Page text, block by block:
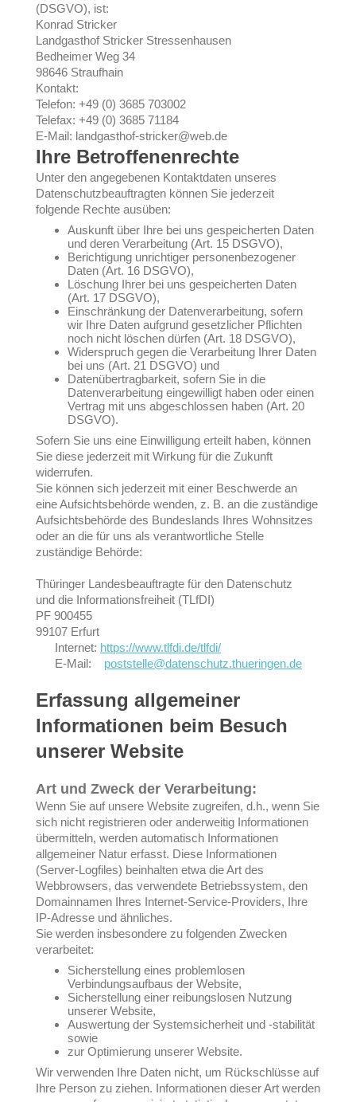
(DSGVO), ist:
Konrad Stricker
Landgasthof Stricker Stressenhausen
Bedheimer Weg 34
98646 Straufhain
Kontakt:
Telefon: +49 (0) 3685 703002
Telefax: +49 (0) 3685 71184
E-Mail: landgasthof-stricker@web.de
Ihre Betroffenenrechte
Unter den angegebenen Kontaktdaten unseres
Datenschutzbeauftragten können Sie jederzeit
folgende Rechte ausüben:
Auskunft über Ihre bei uns gespeicherten Daten
und deren Verarbeitung (Art. 15 DSGVO),
Berichtigung unrichtiger personenbezogener
Daten (Art. 16 DSGVO),
Löschung Ihrer bei uns gespeicherten Daten
(Art. 17 DSGVO),
Einschränkung der Datenverarbeitung, sofern
wir Ihre Daten aufgrund gesetzlicher Pflichten
noch nicht löschen dürfen (Art. 18 DSGVO),
Widerspruch gegen die Verarbeitung Ihrer Daten
bei uns (Art. 21 DSGVO) und
Datenübertragbarkeit, sofern Sie in die
Datenverarbeitung eingewilligt haben oder einen
Vertrag mit uns abgeschlossen haben (Art. 20
DSGVO).
Sofern Sie uns eine Einwilligung erteilt haben, können
Sie diese jederzeit mit Wirkung für die Zukunft
widerrufen.
Sie können sich jederzeit mit einer Beschwerde an
eine Aufsichtsbehörde wenden, z. B. an die zuständige
Aufsichtsbehörde des Bundeslands Ihres Wohnsitzes
oder an die für uns als verantwortliche Stelle
zuständige Behörde:
Thüringer Landesbeauftragte für den Datenschutz
und die Informationsfreiheit (TLfDI)
PF 900455
99107 Erfurt
Internet: https://www.tlfdi.de/tlfdi/
E-Mail: poststelle@datenschutz.thueringen.de
Erfassung allgemeiner
Informationen beim Besuch
unserer Website
Art und Zweck der Verarbeitung:
Wenn Sie auf unsere Website zugreifen, d.h., wenn Sie
sich nicht registrieren oder anderweitig Informationen
übermitteln, werden automatisch Informationen
allgemeiner Natur erfasst. Diese Informationen
(Server-Logfiles) beinhalten etwa die Art des
Webbrowsers, das verwendete Betriebssystem, den
Domainnamen Ihres Internet-Service-Providers, Ihre
IP-Adresse und ähnliches.
Sie werden insbesondere zu folgenden Zwecken
verarbeitet:
Sicherstellung eines problemlosen
Verbindungsaufbaus der Website,
Sicherstellung einer reibungslosen Nutzung
unserer Website,
Auswertung der Systemsicherheit und -stabilität
sowie
zur Optimierung unserer Website.
Wir verwenden Ihre Daten nicht, um Rückschlüsse auf
Ihre Person zu ziehen. Informationen dieser Art werden